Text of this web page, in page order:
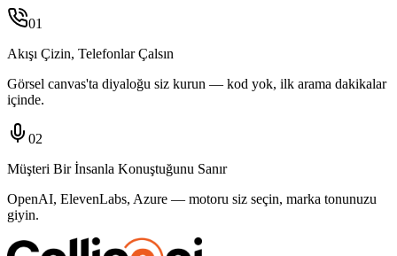
01
Akışı Çizin, Telefonlar Çalsın
Görsel canvas'ta diyaloğu siz kurun — kod yok, ilk arama dakikalar
içinde.
02
Müşteri Bir İnsanla Konuştuğunu Sanır
OpenAI, ElevenLabs, Azure — motoru siz seçin, marka tonunuzu
giyin.